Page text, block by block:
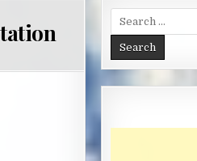
Search
for: